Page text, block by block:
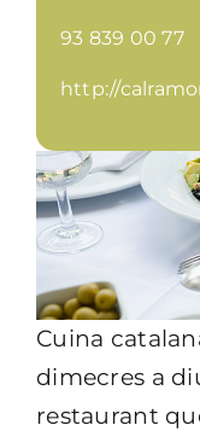
93 839 00 77
http://
Cuina
dimecres a
restaurant